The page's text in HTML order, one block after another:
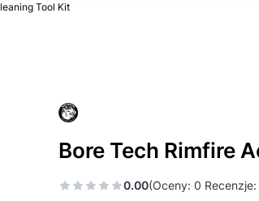
Tool Kit
Bore Tech Rimfire
0.00(Oceny: 0 Recenzje: